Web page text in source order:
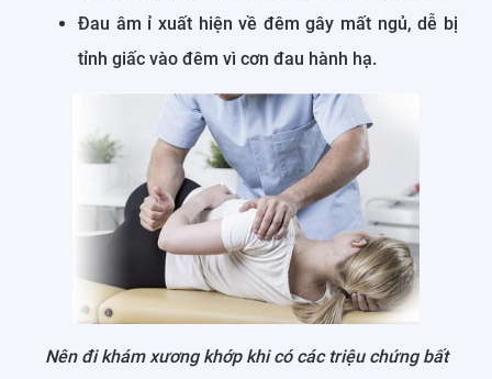
Đau âm ỉ xuất hiện về đêm gây mất ngủ, dễ bị
tỉnh giấc vào đêm vì cơn đau hành hạ.
Nên đi khám xương khớp khi có các triệu chứng bất